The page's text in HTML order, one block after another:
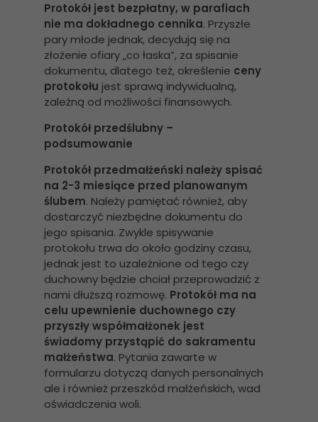
Protokół jest bezpłatny, w parafiach
nie ma dokładnego cennika. Przyszłe
pary młode jednak, decydują się na
złożenie ofiary „co łaska”, za spisanie
dokumentu, dlatego też, określenie ceny
protokołu jest sprawą indywidualną,
zależną od możliwości finansowych.
Protokół przedślubny –
podsumowanie
Protokół przedmałżeński należy spisać
na 2-3 miesiące przed planowanym
ślubem. Należy pamiętać również, aby
dostarczyć niezbędne dokumentu do
jego spisania. Zwykle spisywanie
protokołu trwa do około godziny czasu,
jednak jest to uzależnione od tego czy
duchowny będzie chciał przeprowadzić z
nami dłuższą rozmowę. Protokół ma na
celu upewnienie duchownego czy
przyszły współmałżonek jest
świadomy przystąpić do sakramentu
małżeństwa. Pytania zawarte w
formularzu dotyczą danych personalnych
ale i również przeszkód małżeńskich, wad
oświadczenia woli.